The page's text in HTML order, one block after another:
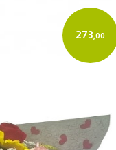
273,00